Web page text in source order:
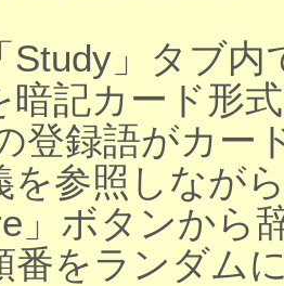
Study」タブ
暗記カード形
登録語がカー
を参照しなが
」ボタンか
番をランダム